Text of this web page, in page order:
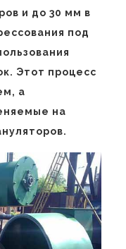
и до 30 мм в
под
Этот процесс
а
на